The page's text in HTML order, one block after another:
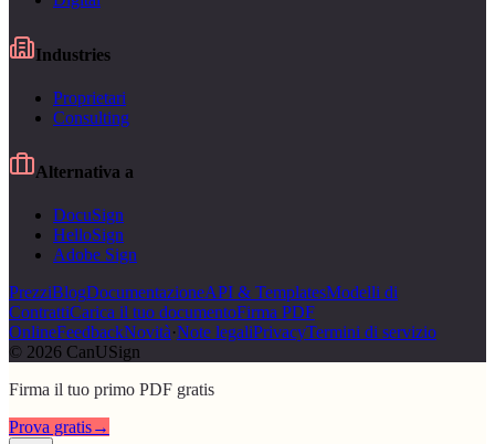
Industries
Proprietari
Consulting
Alternativa a
DocuSign
HelloSign
Adobe Sign
PrezziBlogDocumentazioneAPI & TemplatesModelli di
ContrattiCarica il tuo documentoFirma PDF
OnlineFeedbackNovità·Note legaliPrivacyTermini di servizio
© 2026 CanUSign
Firma il tuo primo PDF gratis
Prova gratis→